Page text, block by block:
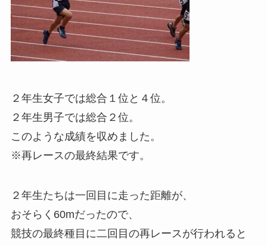
２年生女子では総合１位と４位。
２年生男子では総合２位。
このような成績を収めました。
※再レースの最終結果です。
２年生たちは一回目に走った距離が、
おそらく60mだったので、
競技の最終種目に二回目の再レースが行われると